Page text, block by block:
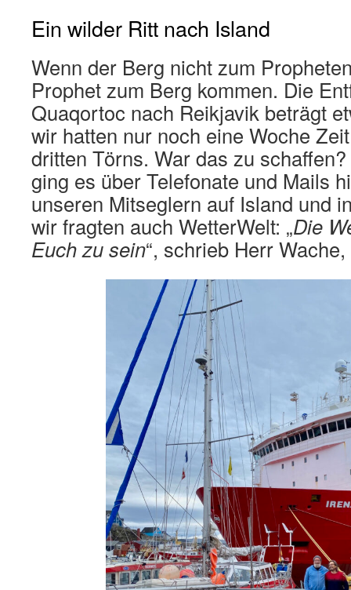
Ein wilder Ritt nach Island
Wenn der Berg nicht zum
Prophet zum Berg kommen. Die
Quaqortoc nach Reikjavik beträgt
wir hatten nur noch eine Woche
dritten Törns. War das zu
ging es über Telefonate und Mails
unseren Mitseglern auf Island und
wir fragten auch WetterWelt: „Die
Euch zu sein“, schrieb Herr